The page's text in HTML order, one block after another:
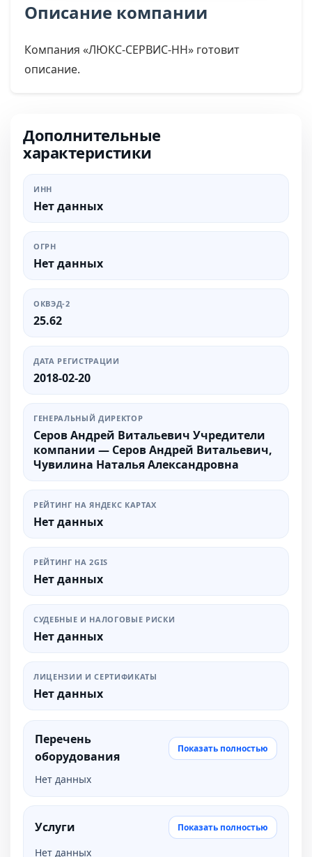
Описание компании
Компания «ЛЮКС-СЕРВИС-НН» готовит
описание.
Дополнительные
характеристики
ИНН
Нет данных
ОГРН
Нет данных
ОКВЭД-2
25.62
ДАТА РЕГИСТРАЦИИ
2018-02-20
ГЕНЕРАЛЬНЫЙ ДИРЕКТОР
Серов Андрей Витальевич Учредители
компании — Серов Андрей Витальевич,
Чувилина Наталья Александровна
РЕЙТИНГ НА ЯНДЕКС КАРТАХ
Нет данных
РЕЙТИНГ НА 2GIS
Нет данных
СУДЕБНЫЕ И НАЛОГОВЫЕ РИСКИ
Нет данных
ЛИЦЕНЗИИ И СЕРТИФИКАТЫ
Нет данных
Перечень
оборудования
Показать полностью
Нет данных
Услуги Показать полностью
Нет данных